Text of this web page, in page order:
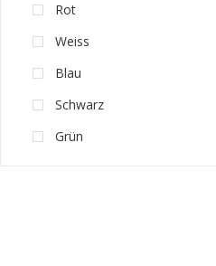
Rot
Weiss
Blau
Schwarz
Grün